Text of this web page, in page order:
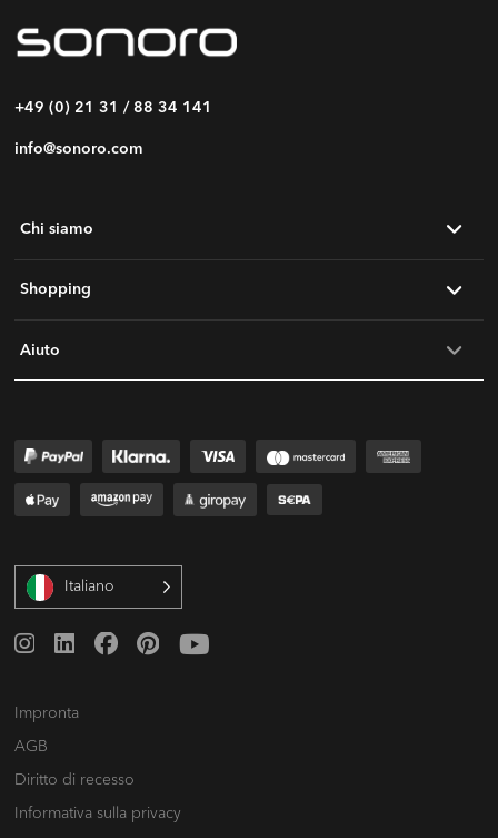
+49 (0) 21 31 / 88 34 141
info@sonoro.com
Chi siamo
Shopping
Aiuto
Italiano
Impronta
AGB
Diritto di recesso
Informativa sulla privacy